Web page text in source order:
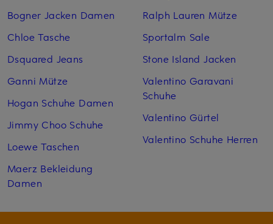
Bogner Jacken Damen
Chloe Tasche
Dsquared Jeans
Ganni Mütze
Hogan Schuhe Damen
Jimmy Choo Schuhe
Loewe Taschen
Maerz Bekleidung
Damen
Ralph Lauren Mütze
Sportalm Sale
Stone Island Jacken
Valentino Garavani
Schuhe
Valentino Gürtel
Valentino Schuhe Herren